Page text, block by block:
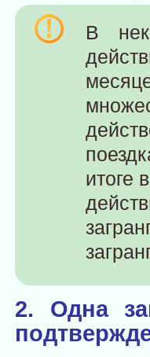
В
итоге
2. Одна